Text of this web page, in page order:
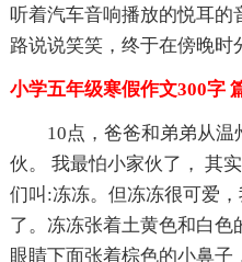
听着汽车音响播放的悦耳的
路说说笑笑，终于在傍晚时
小学五年级寒假作文300字
10点，爸爸和弟弟从
伙。 我最怕小家伙了， 其
们叫:冻冻。但冻冻很可爱
了。冻冻张着土黄色和白色
眼睛下面张着棕色的小鼻